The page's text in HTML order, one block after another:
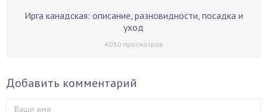
Ирга канадская: описание, разновидности, посадка и
уход
4030просмотров
Добавить комментарий